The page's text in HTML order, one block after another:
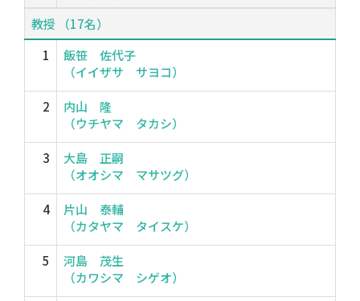
教授 （17名）
1
飯笹 佐代子
（イイザサ サヨコ）
2
内山 隆
（ウチヤマ タカシ）
3
大島 正嗣
（オオシマ マサツグ）
4
片山 泰輔
（カタヤマ タイスケ）
5
河島 茂生
（カワシマ シゲオ）